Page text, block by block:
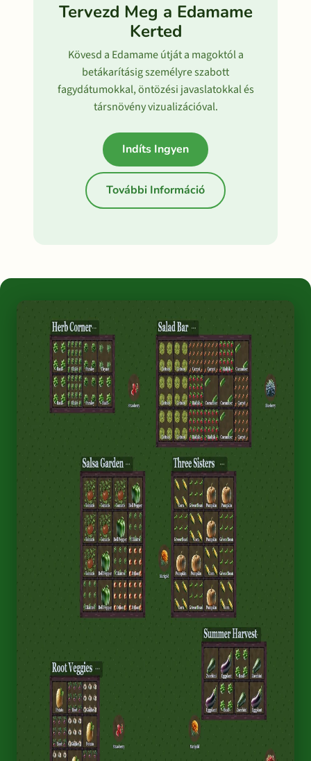
Tervezd Meg a Edamame
Kerted
Kövesd a Edamame útját a magoktól a
betákarításig személyre szabott
fagydátumokkal, öntözési javaslatokkal és
társnövény vizualizációval.
Indíts Ingyen
További Információ